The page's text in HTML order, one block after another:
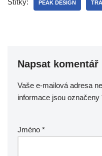
Štítky: PEAK DESIGN
Napsat komentář
Vaše e-mailová adresa
informace jsou označeny
Jméno *